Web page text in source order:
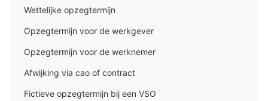
Wettelijke opzegtermijn
Opzegtermijn voor de werkgever
Opzegtermijn voor de werknemer
Afwijking via cao of contract
Fictieve opzegtermijn bij een VSO